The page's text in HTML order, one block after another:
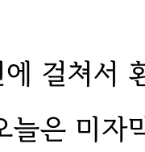
걸쳐서
늘은 미자